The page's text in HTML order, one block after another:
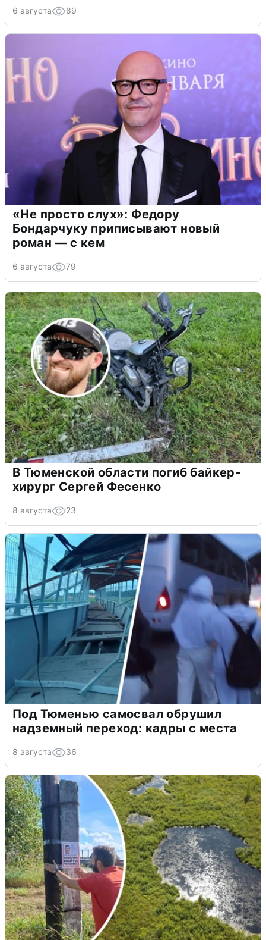
6 августа 89
«Не просто слух»: Федору
Бондарчуку приписывают новый
роман — с кем
6 августа 79
В Тюменской области погиб байкер-
хирург Сергей Фесенко
8 августа 23
Под Тюменью самосвал обрушил
надземный переход: кадры с места
8 августа 36